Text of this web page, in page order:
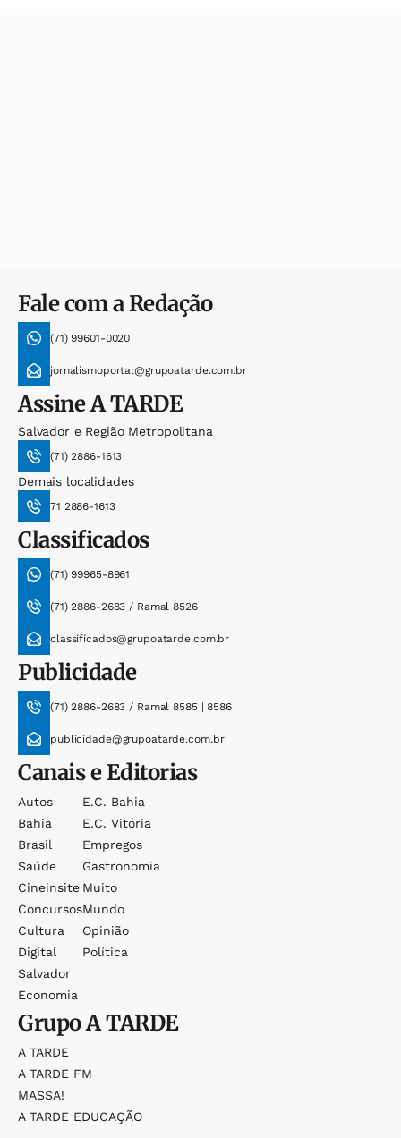
Fale com a Redação
(71) 99601-0020
jornalismoportal@grupoatarde.com.br
AssineA TARDE
Salvador e Região Metropolitana
(71) 2886-1613
Demais localidades
71 2886-1613
Classificados
(71) 99965-8961
(71) 2886-2683 / Ramal 8526
classificados@grupoatarde.com.br
Publicidade
(71) 2886-2683 / Ramal 8585 | 8586
publicidade@grupoatarde.com.br
Canais e Editorias
Autos
Bahia
Brasil
Saúde
Cineinsite
Concursos
Cultura
Digital
Salvador
Economia
E.c. Bahia
E.c. Vitória
Empregos
Gastronomia
Muito
Mundo
Opinião
Política
GrupoA TARDE
A TARDE
A TARDE FM
MASSA!
A TARDE EDUCAÇÃO